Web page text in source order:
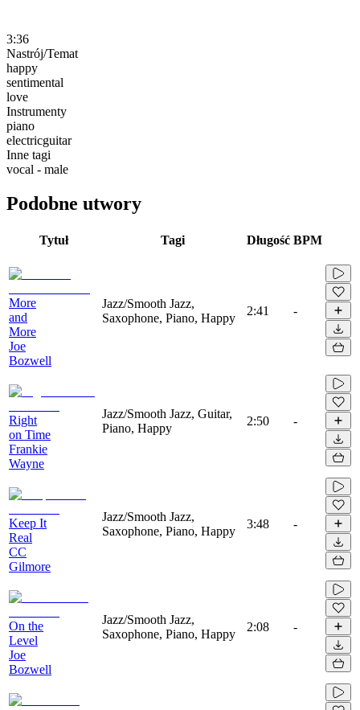
3:36
Nastrój/Temat
happy
sentimental
love
Instrumenty
piano
electricguitar
Inne tagi
vocal - male
Podobne utwory
Tytuł Tagi Długość BPM
More
and
More
Joe
Bozwell
Jazz/Smooth Jazz,
Saxophone, Piano, Happy
2:41 -
Right
on Time
Frankie
Wayne
Jazz/Smooth Jazz, Guitar,
Piano, Happy
2:50 -
Keep It
Real
CC
Gilmore
Jazz/Smooth Jazz,
Saxophone, Piano, Happy
3:48 -
On the
Level
Joe
Bozwell
Jazz/Smooth Jazz,
Saxophone, Piano, Happy
2:08 -